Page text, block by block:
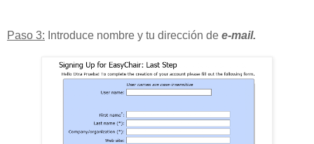
Paso 3: Introduce nombre y tu dirección de e-mail.